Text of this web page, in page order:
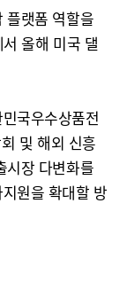
플랫폼 역할을
올해 미국 댈
국우수상품전
및 해외 신흥
시장 다변화를
원을 확대할 방